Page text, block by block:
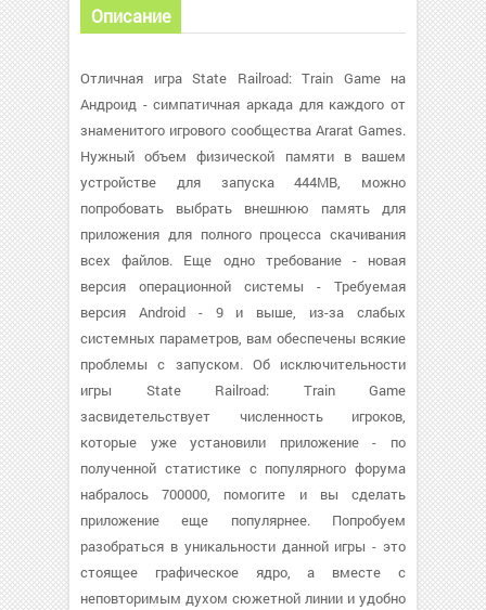
Описание
Отличная игра State Railroad: Train Game на
Андроид - симпатичная аркада для каждого от
знаменитого игрового сообщества Ararat Games.
Нужный объем физической памяти в вашем
устройстве для запуска 444MB, можно
попробовать выбрать внешнюю память для
приложения для полного процесса скачивания
всех файлов. Еще одно требование - новая
версия операционной системы - Требуемая
версия Android - 9 и выше, из-за слабых
системных параметров, вам обеспечены всякие
проблемы с запуском. Об исключительности
игры State Railroad: Train Game
засвидетельствует численность игроков,
которые уже установили приложение - по
полученной статистике с популярного форума
набралось 700000, помогите и вы сделать
приложение еще популярнее. Попробуем
разобраться в уникальности данной игры - это
стоящее графическое ядро, а вместе с
неповторимым духом сюжетной линии и удобно